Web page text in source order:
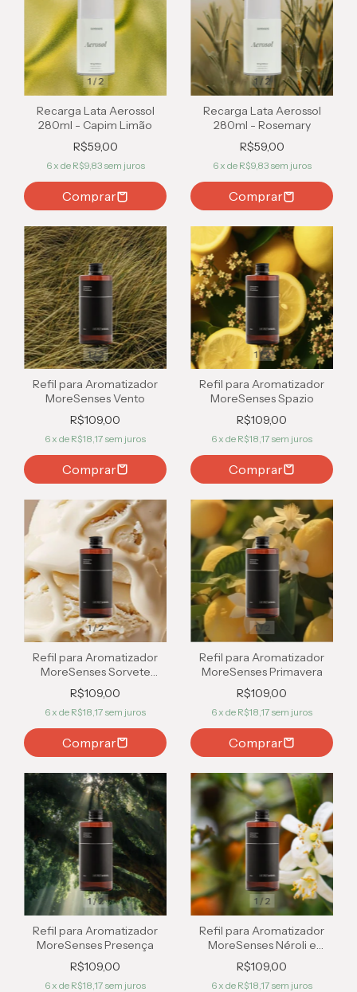
1 /2
Recarga Lata Aerossol
280ml - Capim Limão
R$59,00
6x de R$9,83 sem juros
1 /2
Recarga Lata Aerossol
280ml - Rosemary
R$59,00
6x de R$9,83 sem juros
1/2
Refil para Aromatizador
MoreSenses Vento
R$109,00
6 x de R$18,17 sem juros
Comprar
1 /2
Refil para Aromatizador
MoreSenses Spazio
R$109,00
6 x de R$18,17 sem juros
Comprar
1/2
Refil para Aromatizador
MoreSenses Sorvete
Creme
R$109,00
6 x de R$18,17 sem juros
Comprar
1/
Refil para Aromatizador
MoreSenses Primavera
R$109,00
6 x de R$18,17 sem juros
Comprar
1 /2
Refil para Aromatizador
MoreSenses Presença
R$109,00
6 x de R$18,17 sem juros
1 /2
Refil para Aromatizador
MoreSenses Néroli e
Bergamota
R$109,00
6 x de R$18,17 sem juros